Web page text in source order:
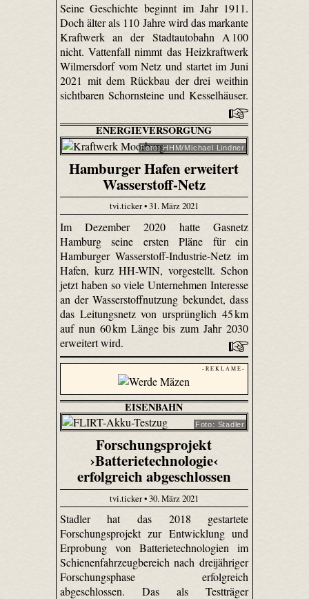
Seine Geschichte beginnt im Jahr 1911.
Doch älter als 110 Jahre wird das markante
Kraftwerk an der Stadtautobahn A 100
nicht. Vattenfall nimmt das Heizkraftwerk
Wilmersdorf vom Netz und startet im Juni
2021 mit dem Rückbau der drei weithin
sichtbaren Schornsteine und Kesselhäuser.
ENERGIEVERSORGUNG
Foto: HHM/Michael Lindner
Hamburger Hafen erweitert
Wasserstoff-Netz
tvi.ticker • 31. März 2021
Im Dezember 2020 hatte Gasnetz
Hamburg seine ersten Pläne für ein
Hamburger Wasserstoff-Industrie-Netz im
Hafen, kurz HH-WIN, vorgestellt. Schon
jetzt haben so viele Unternehmen Interesse
an der Wasserstoffnutzung bekundet, dass
das Leitungsnetz von ursprünglich 45 km
auf nun 60 km Länge bis zum Jahr 2030
erweitert wird.
- R E K L A M E -
EISENBAHN
Foto: Stadler
Forschungsprojekt
›Batterietechnologie‹
erfolgreich abgeschlossen
tvi.ticker • 30. März 2021
Stadler hat das 2018 gestartete
Forschungsprojekt zur Entwicklung und
Erprobung von Batterietechnologien im
Schienenfahrzeugbereich nach dreijähriger
Forschungsphase erfolgreich
abgeschlossen. Das als Testträger